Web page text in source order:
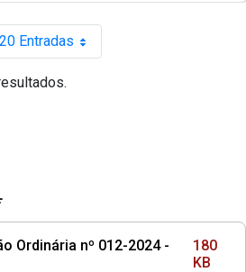
20 EntradasPor página
Ordinária nº 012-2024 -
180
KB